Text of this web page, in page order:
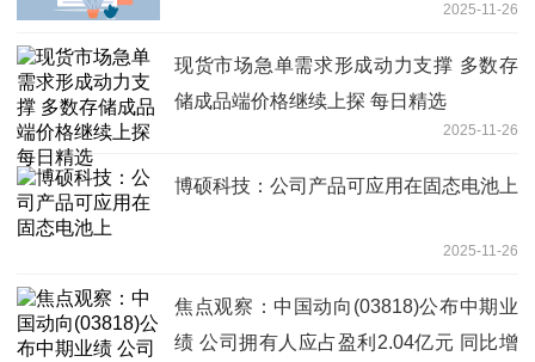
2025-11-26
现货市场急单需求形成动力支撑 多数存
储成品端价格继续上探 每日精选
2025-11-26
博硕科技：公司产品可应用在固态电池上
2025-11-26
焦点观察：中国动向(03818)公布中期业
绩 公司拥有人应占盈利2.04亿元 同比增